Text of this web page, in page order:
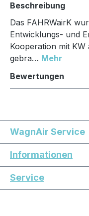
Beschreibung
Das FAHRWairK
Entwicklungs- und
Kooperation mit
gebra… Mehr
Bewertungen
WagnAir Service
Informationen
Service